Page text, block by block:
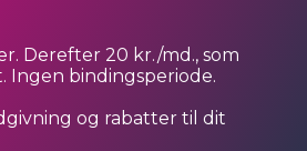
Derefter 20 kr./md., som
Ingen bindingsperiode.
og rabatter til dit